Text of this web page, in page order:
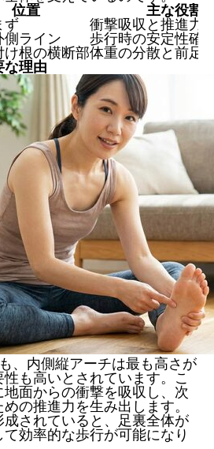
位置
主な役割
ず
衝撃吸収と推進力
側ライン
歩行時の安定性確
け根の横断部体重の分散と前足
な理由
、内側縦アーチは最も高さが
も高いとされています。こ
面からの衝撃を吸収し、次
の推進力を生み出します。
成されていると、足裏全体が
効率的な歩行が可能になり